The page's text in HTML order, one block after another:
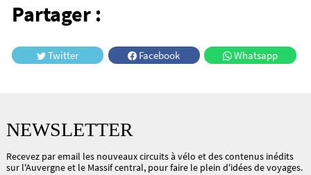
Partager :
Twitter Facebook Whatsapp
NEWSLETTER
Recevez par email les nouveaux circuits à vélo et des contenus inédits
sur l'Auvergne et le Massif central, pour faire le plein d'idées de voyages.